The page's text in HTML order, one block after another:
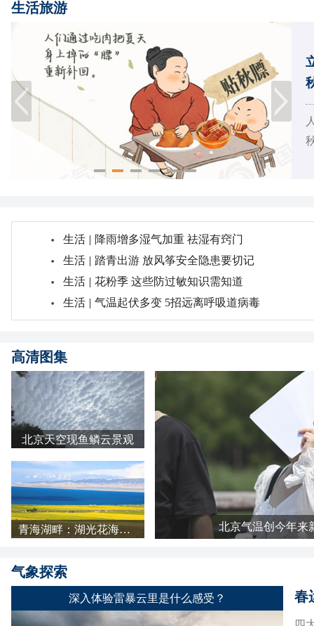
生活旅游
生活 | 降雨增多湿气加重 祛湿有窍门
生活 | 踏青出游 放风筝安全隐患要切记
生活 | 花粉季 这些防过敏知识需知道
生活 | 气温起伏多变 5招远离呼吸道病毒
高清图集
北京天空现鱼鳞云景观
青海湖畔：湖光花海长云 天地铺成明亮画卷 北京气温创今年来
气象探索
深入体验雷暴云里是什么感受？ 春